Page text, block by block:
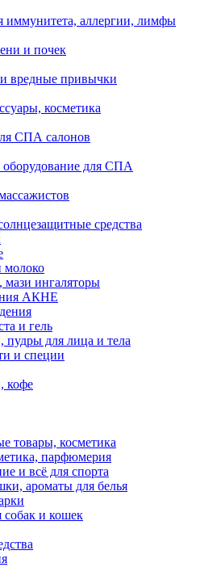
иммунитета, аллергии, лимфы
и почек
вредные привычки
косметика
СПА салонов
оборудование для СПА
средства
молоко
мази ингаляторы
АКНЕ
и гель
для лица и тела
и специи
кофе
товары, косметика
парфюмерия
и всё для спорта
ароматы для белья
и кошек